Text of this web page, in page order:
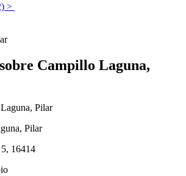
>
Campillo Laguna,
Pilar
Pilar
16414